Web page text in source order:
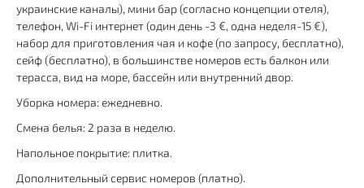
украинские каналы), мини бар (согласно концепции отеля),
телефон, Wi-Fi интернет (один день -3 €, одна неделя-15 €),
набор для приготовления чая и кофе (по запросу, бесплатно),
сейф (бесплатно), в большинстве номеров есть балкон или
терасса, вид на море, бассейн или внутренний двор.
Уборка номера: ежедневно.
Смена белья: 2 раза в неделю.
Напольное покрытие: плитка.
Дополнительный сервис номеров (платно).